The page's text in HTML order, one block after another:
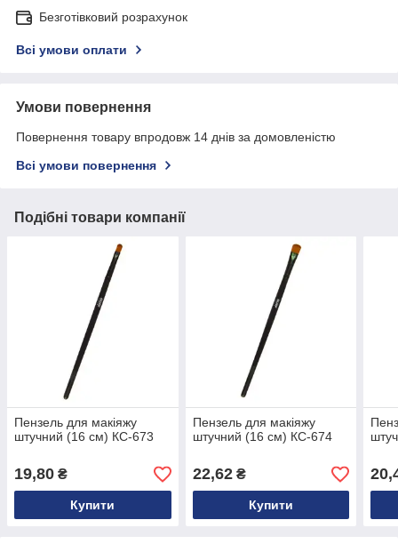
Безготівковий розрахунок
Всі умови оплати
Умови повернення
Повернення товару впродовж 14 днів за домовленістю
Всі умови повернення
Подібні товари компанії
Пензель для макіяжу
штучний (16 см) КС-673
19,80 ₴
Купити
Пензель для макіяжу
штучний (16 см) КС-674
22,62₴
Купити